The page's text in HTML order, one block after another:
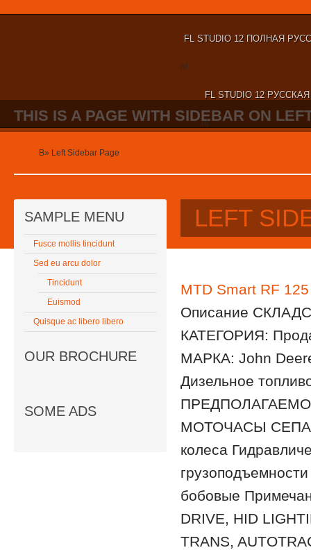
FL STUDIO 12 ПОЛНАЯ
nt
FL STUDIO 12
nt
THIS IS A PAGE WITH SIDEBAR ON
В» Left Sidebar Page
SAMPLE MENU
Fusce mollis tincidunt
Sed eu arcu dolor
Tincidunt
Euismod
Quisque ac libero libero
OUR BROCHURE
SOME ADS
LEFT
MTD Smart RF 125
Описание
КАТЕГОРИЯ:
МАРКА: John
Дизельное
МОТОЧАСЫ
колеса
бобовые
DRIVE, HID
TRANS,